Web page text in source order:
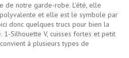
de notre garde-robe. L'été, elle
et elle est le symbole par
donc quelques trucs pour bien la
1-Silhouette V, cuisses fortes et petit
à plusieurs types de